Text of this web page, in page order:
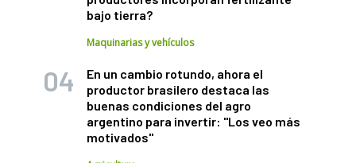
bajo tierra?
Maquinarias y vehículos
En un cambio rotundo, ahora el
productor brasilero destaca las
buenas condiciones del agro
argentino para invertir: "Los veo más
motivados"